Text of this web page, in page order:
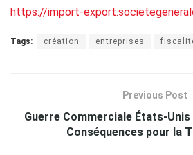
https://import-
Tags: création entreprises
Previous Post
Guerre Commerciale États-Unis
Conséquences pour la